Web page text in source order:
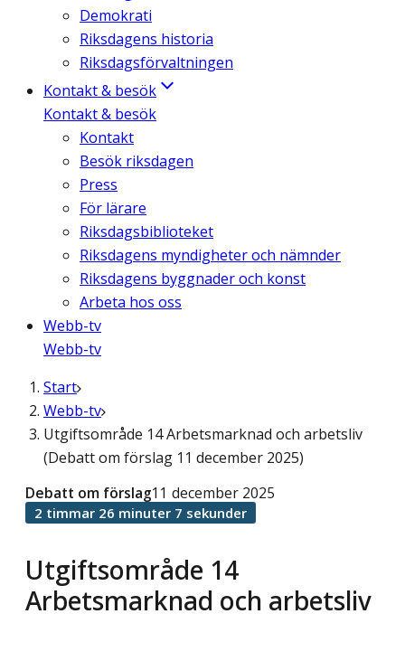
Demokrati
Riksdagens historia
Riksdagsförvaltningen
Kontakt & besök
Kontakt & besök
Kontakt
Besök riksdagen
Press
För lärare
Riksdagsbiblioteket
Riksdagens myndigheter och nämnder
Riksdagens byggnader och konst
Arbeta hos oss
Webb-tv
Webb-tv
Start
Webb-tv
Utgiftsområde 14 Arbetsmarknad och arbetsliv
(Debatt om förslag 11 december 2025)
Utgiftsområde 14
Arbetsmarknad och arbetsliv
Debatt om förslag11 december 2025
2 timmar 26 minuter 7 sekunder